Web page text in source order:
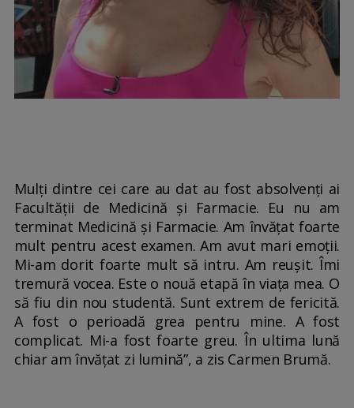
Mulți dintre cei care au dat au fost absolvenți ai
Facultății de Medicină și Farmacie. Eu nu am
terminat Medicină și Farmacie. Am învățat foarte
mult pentru acest examen. Am avut mari emoții.
Mi-am dorit foarte mult să intru. Am reușit. Îmi
tremură vocea. Este o nouă etapă în viața mea. O
să fiu din nou studentă. Sunt extrem de fericită.
A fost o perioadă grea pentru mine. A fost
complicat. Mi-a fost foarte greu. În ultima lună
chiar am învățat zi lumină”, a zis Carmen Brumă.